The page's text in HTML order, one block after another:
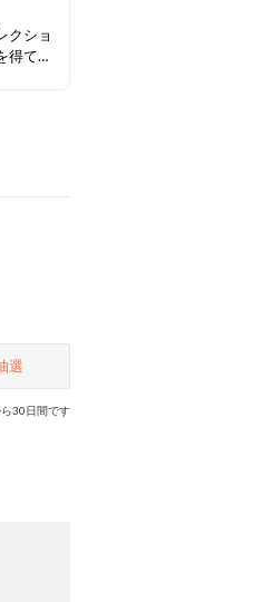
クショ
得て、
選
30日間です